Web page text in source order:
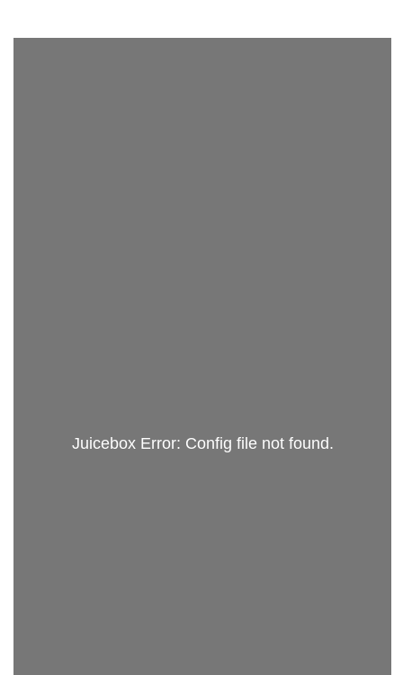
Juicebox Error: Config file not found.